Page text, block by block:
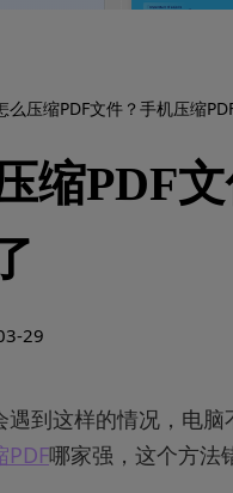
么压缩PDF文件？手机压缩
缩PDF
29
到这样的情况，电
PDF哪家强，这个方法